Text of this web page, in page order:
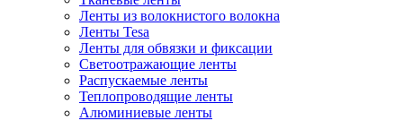
Ленты из волокнистого волокна
Ленты Tesa
Ленты для обвязки и фиксации
Светоотражающие ленты
Распускаемые ленты
Теплопроводящие ленты
Алюминиевые ленты